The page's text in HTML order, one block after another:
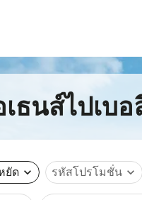
เธนส์ไปเ
ยัด expand_more รหัสโปรโมชั่น expand_more